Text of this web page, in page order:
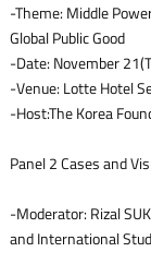
-Theme: Middle
Global Public Good
-Date: November
-Venue: Lotte Hotel
-Host:The Korea
Panel 2 Cases and
-Moderator: Rizal
and International